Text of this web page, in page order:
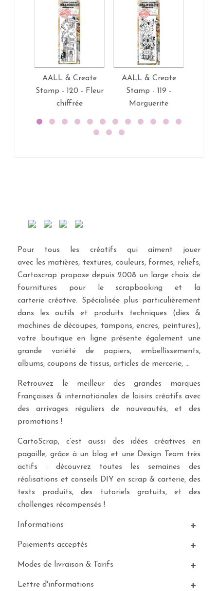
AALL & Create
Stamp - 120 - Fleur
chiffrée
AALL & Create
Stamp - 119 -
Marguerite
Pour tous les créatifs qui aiment jouer
avec les matières, textures, couleurs, formes, reliefs,
Cartoscrap propose depuis 2008 un large choix de
fournitures pour le scrapbooking et la
carterie créative. Spécialisée plus particulièrement
dans les outils et produits techniques (dies &
machines de découpes, tampons, encres, peintures),
votre boutique en ligne présente également une
grande variété de papiers, embellissements,
albums, coupons de tissus, articles de mercerie, …
Retrouvez le meilleur des grandes marques
françaises & internationales de loisirs créatifs avec
des arrivages réguliers de nouveautés, et des
promotions !
CartoScrap, c’est aussi des idées créatives en
pagaille, grâce à un blog et une Design Team très
actifs : découvrez toutes les semaines des
réalisations et conseils DIY en scrap & carterie, des
tests produits, des tutoriels gratuits, et des
challenges récompensés !
Informations
Paiements acceptés
Modes de livraison & Tarifs
Lettre d'informations